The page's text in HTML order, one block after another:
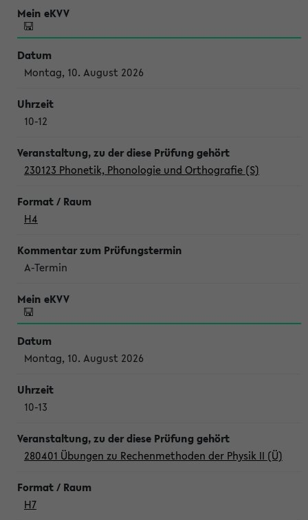
Montag, 10. August 2026
10-12
230123 Phonetik, Phonologie und Orthografie (S)
H4
A-Termin
Montag, 10. August 2026
10-13
280401 Übungen zu Rechenmethoden der Physik II (Ü)
H7